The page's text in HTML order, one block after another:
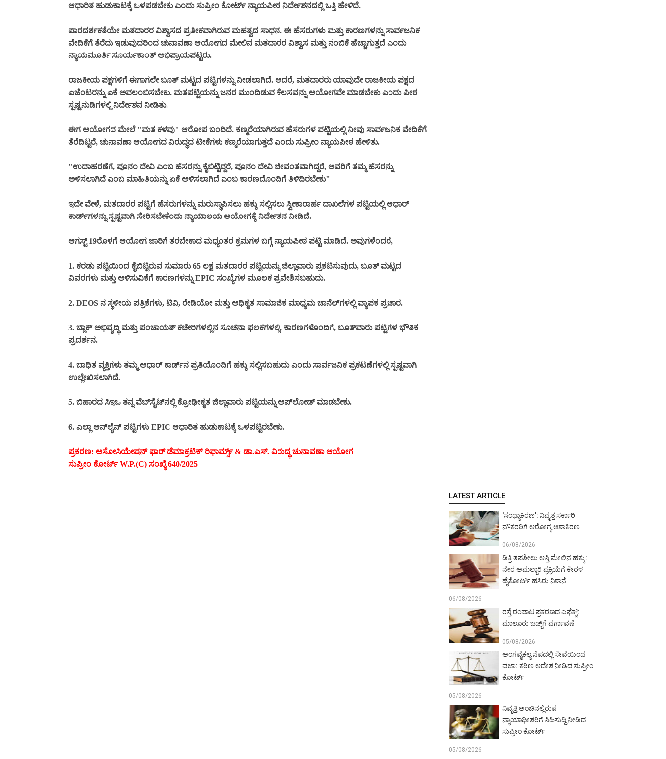
ಆಧಾರಿತ ಹುಡುಕಾಟಕ್ಕೆ ಒಳಪಡಬೇಕು ಎಂದು ಸುಪ್ರೀಂ ಕೋರ್ಟ್ ನ್ಯಾಯಪೀಠ ನಿರ್ದೇಶನದಲ್ಲಿ ಒತ್ತಿ ಹೇಳಿದೆ.
ಪಾರದರ್ಶಕತೆಯೇ ಮತದಾರರ ವಿಶ್ವಾಸದ ಪ್ರತೀಕವಾಗಿರುವ ಮಹತ್ವದ ಸಾಧನ. ಈ ಹೆಸರುಗಳು ಮತ್ತು ಕಾರಣಗಳನ್ನು ಸಾರ್ವಜನಿಕ
ವೇದಿಕೆಗೆ ತೆರೆದು ಇಡುವುದರಿಂದ ಚುನಾವಣಾ ಆಯೋಗದ ಮೇಲಿನ ಮತದಾರರ ವಿಶ್ವಾಸ ಮತ್ತು ನಂಬಿಕೆ ಹೆಚ್ಚಾಗುತ್ತದೆ ಎಂದು
ನ್ಯಾಯಮೂರ್ತಿ ಸೂರ್ಯಕಾಂತ್ ಅಭಿಪ್ರಾಯಪಟ್ಟರು.
ರಾಜಕೀಯ ಪಕ್ಷಗಳಿಗೆ ಈಗಾಗಲೇ ಬೂತ್ ಮಟ್ಟದ ಪಟ್ಟಿಗಳನ್ನು ನೀಡಲಾಗಿದೆ. ಆದರೆ, ಮತದಾರರು ಯಾವುದೇ ರಾಜಕೀಯ ಪಕ್ಷದ
ಏಜೆಂಟರನ್ನು ಏಕೆ ಅವಲಂಬಿಸಬೇಕು. ಮತಪಟ್ಟಿಯನ್ನು ಜನರ ಮುಂದಿಡುವ ಕೆಲಸವನ್ನು ಆಯೋಗವೇ ಮಾಡಬೇಕು ಎಂದು ಪೀಠ
ಸ್ಪಷ್ಟನುಡಿಗಳಲ್ಲಿ ನಿರ್ದೇಶನ ನೀಡಿತು.
ಈಗ ಆಯೋಗದ ಮೇಲೆ "ಮತ ಕಳವು" ಆರೋಪ ಬಂದಿದೆ. ಕಣ್ಮರೆಯಾಗಿರುವ ಹೆಸರುಗಳ ಪಟ್ಟಿಯಲ್ಲಿ ನೀವು ಸಾರ್ವಜನಿಕ ವೇದಿಕೆಗೆ
ತೆರೆದಿಟ್ಟರೆ, ಚುನಾವಣಾ ಆಯೋಗದ ವಿರುದ್ಧದ ಟೀಕೆಗಳು ಕಣ್ಮರೆಯಾಗುತ್ತದೆ ಎಂದು ಸುಪ್ರೀಂ ನ್ಯಾಯಪೀಠ ಹೇಳಿತು.
"ಉದಾಹರಣೆಗೆ, ಪೂನಂ ದೇವಿ ಎಂಬ ಹೆಸರನ್ನು ಕೈಬಿಟ್ಟಿದ್ದರೆ, ಪೂನಂ ದೇವಿ ಜೀವಂತವಾಗಿದ್ದರೆ, ಅವರಿಗೆ ತಮ್ಮ ಹೆಸರನ್ನು
ಅಳಿಸಲಾಗಿದೆ ಎಂಬ ಮಾಹಿತಿಯನ್ನು ಏಕೆ ಅಳಿಸಲಾಗಿದೆ ಎಂಬ ಕಾರಣದೊಂದಿಗೆ ತಿಳಿದಿರಬೇಕು"
ಇದೇ ವೇಳೆ, ಮತದಾರರ ಪಟ್ಟಿಗೆ ಹೆಸರುಗಳನ್ನು ಮರುಸ್ಥಾಪಿಸಲು ಹಕ್ಕು ಸಲ್ಲಿಸಲು ಸ್ವೀಕಾರಾರ್ಹ ದಾಖಲೆಗಳ ಪಟ್ಟಿಯಲ್ಲಿ ಆಧಾರ್
ಕಾರ್ಡ್‌ಗಳನ್ನು ಸ್ಪಷ್ಟವಾಗಿ ಸೇರಿಸಬೇಕೆಂದು ನ್ಯಾಯಾಲಯ ಆಯೋಗಕ್ಕೆ ನಿರ್ದೇಶನ ನೀಡಿದೆ.
ಆಗಸ್ಟ್ 19ರೊಳಗೆ ಆಯೋಗ ಜಾರಿಗೆ ತರಬೇಕಾದ ಮಧ್ಯಂತರ ಕ್ರಮಗಳ ಬಗ್ಗೆ ನ್ಯಾಯಪೀಠ ಪಟ್ಟಿ ಮಾಡಿದೆ. ಅವುಗಳೆಂದರೆ,
1. ಕರಡು ಪಟ್ಟಿಯಿಂದ ಕೈಬಿಟ್ಟಿರುವ ಸುಮಾರು 65 ಲಕ್ಷ ಮತದಾರರ ಪಟ್ಟಿಯನ್ನು ಜಿಲ್ಲಾವಾರು ಪ್ರಕಟಿಸುವುದು, ಬೂತ್ ಮಟ್ಟದ
ವಿವರಗಳು ಮತ್ತು ಅಳಿಸುವಿಕೆಗೆ ಕಾರಣಗಳನ್ನು EPIC ಸಂಖ್ಯೆಗಳ ಮೂಲಕ ಪ್ರವೇಶಿಸಬಹುದು.
2. DEOS ನ ಸ್ಥಳೀಯ ಪತ್ರಿಕೆಗಳು, ಟಿವಿ, ರೇಡಿಯೋ ಮತ್ತು ಅಧಿಕೃತ ಸಾಮಾಜಿಕ ಮಾಧ್ಯಮ ಚಾನೆಲ್‌ಗಳಲ್ಲಿ ವ್ಯಾಪಕ ಪ್ರಚಾರ.
3. ಬ್ಲಾಕ್ ಅಭಿವೃದ್ಧಿ ಮತ್ತು ಪಂಚಾಯತ್ ಕಚೇರಿಗಳಲ್ಲಿನ ಸೂಚನಾ ಫಲಕಗಳಲ್ಲಿ, ಕಾರಣಗಳೊಂದಿಗೆ, ಬೂತ್‌ವಾರು ಪಟ್ಟಿಗಳ ಭೌತಿಕ
ಪ್ರದರ್ಶನ.
4. ಬಾಧಿತ ವ್ಯಕ್ತಿಗಳು ತಮ್ಮ ಆಧಾರ್ ಕಾರ್ಡ್‌ನ ಪ್ರತಿಯೊಂದಿಗೆ ಹಕ್ಕು ಸಲ್ಲಿಸಬಹುದು ಎಂದು ಸಾರ್ವಜನಿಕ ಪ್ರಕಟಣೆಗಳಲ್ಲಿ ಸ್ಪಷ್ಟವಾಗಿ
ಉಲ್ಲೇಖಿಸಲಾಗಿದೆ.
5. ಬಿಹಾರದ ಸಿಇಒ ತನ್ನ ವೆಬ್‌ಸೈಟ್‌ನಲ್ಲಿ ಕ್ರೋಢೀಕೃತ ಜಿಲ್ಲಾವಾರು ಪಟ್ಟಿಯನ್ನು ಅಪ್‌ಲೋಡ್ ಮಾಡಬೇಕು.
6. ಎಲ್ಲಾ ಆನ್‌ಲೈನ್ ಪಟ್ಟಿಗಳು EPIC ಆಧಾರಿತ ಹುಡುಕಾಟಕ್ಕೆ ಒಳಪಟ್ಟಿರಬೇಕು.
ಪ್ರಕರಣ: ಅಸೋಸಿಯೇಷನ್ ಫಾರ್ ಡೆಮಾಕ್ರಟಿಕ್ ರಿಫಾರ್ಮ್ಸ್ & ಡಾ.ಎಸ್. ವಿರುದ್ಧ ಚುನಾವಣಾ ಆಯೋಗ
ಸುಪ್ರೀಂ ಕೋರ್ಟ್‌ W.P.(C) ಸಂಖ್ಯೆ 640/2025
LATEST ARTICLE
'ಸಂಧ್ಯಾಕಿರಣ': ನಿವೃತ್ತ ಸರ್ಕಾರಿ
ನೌಕರರಿಗೆ ಆರೋಗ್ಯ ಆಶಾಕಿರಣ
06/08/2026 -
ಡಿಕ್ರಿ ತಪಶೀಲು ಆಸ್ತಿ ಮೇಲಿನ ಹಕ್ಕು:
ನೇರ ಅಮಲ್ಜಾರಿ ಪ್ರಕ್ರಿಯೆಗೆ ಕೇರಳ
ಹೈಕೋರ್ಟ್ ಹಸಿರು ನಿಶಾನೆ
06/08/2026 -
ರಸ್ತೆ ರಂಪಾಟ ಪ್ರಕರಣದ ಎಫೆಕ್ಟ್‌:
ಮಾಲೂರು ಜಡ್ಜ್‌ಗೆ ವರ್ಗಾವಣೆ
05/08/2026 -
ಅಂಗವೈಕಲ್ಯ ನೆಪದಲ್ಲಿ ಸೇವೆಯಿಂದ
ವಜಾ: ಕಠಿಣ ಆದೇಶ ನೀಡಿದ ಸುಪ್ರೀಂ
ಕೋರ್ಟ್‌
05/08/2026 -
ನಿವೃತ್ತಿ ಅಂಚಿನಲ್ಲಿರುವ
ನ್ಯಾಯಾಧೀಶರಿಗೆ ಸಿಹಿಸುದ್ದಿ ನೀಡಿದ
ಸುಪ್ರೀಂ ಕೋರ್ಟ್‌
05/08/2026 -